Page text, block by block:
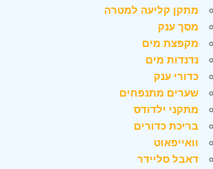
מתקן קליעה למטרה
מסך ענק
מקפצת מים
נדנדות מים
כדורי ענק
שערים מתנפחים
מתקני ילדודס
בריכת כדורים
וואייפאוט
דאבל סליידר